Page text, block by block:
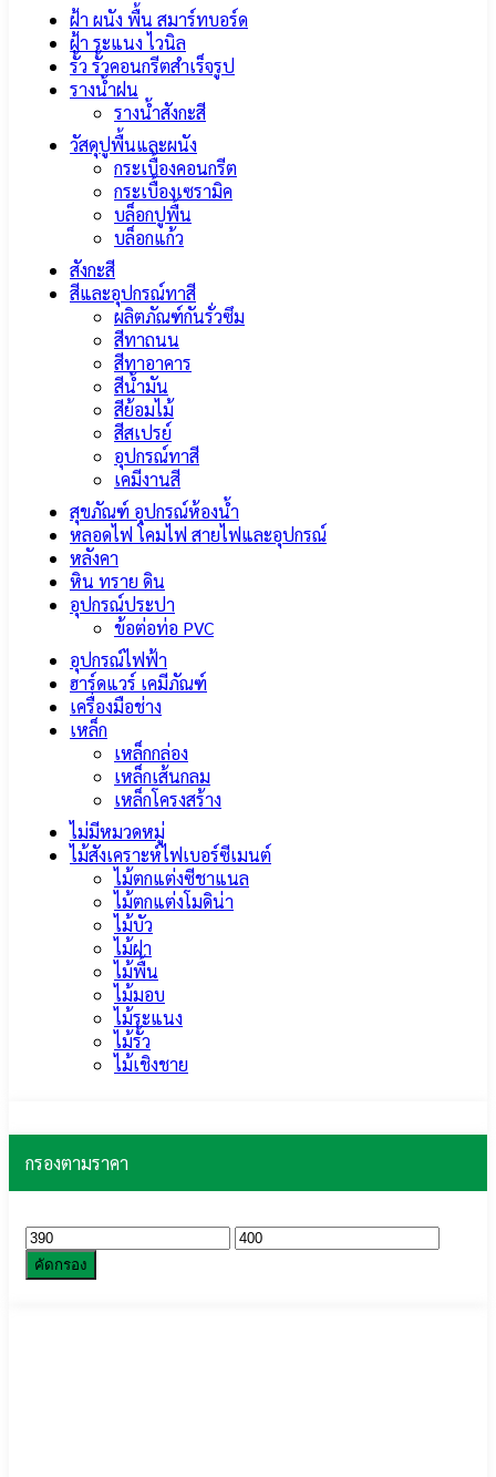
ฝ้า ผนัง พื้น สมาร์ทบอร์ด
ฝ้า ระแนง ไวนิล
รั้ว รั้วคอนกรีตสำเร็จรูป
รางน้ำฝน
รางน้ำสังกะสี
วัสดุปูพื้นและผนัง
กระเบื้องคอนกรีต
กระเบื้องเซรามิค
บล็อกปูพื้น
บล็อกแก้ว
สังกะสี
สีและอุปกรณ์ทาสี
ผลิตภัณฑ์กันรั่วซึม
สีทาถนน
สีทาอาคาร
สีน้ำมัน
สีย้อมไม้
สีสเปรย์
อุปกรณ์ทาสี
เคมีงานสี
สุขภัณฑ์ อุปกรณ์ห้องน้ำ
หลอดไฟ โคมไฟ สายไฟและอุปกรณ์
หลังคา
หิน ทราย ดิน
อุปกรณ์ประปา
ข้อต่อท่อ PVC
อุปกรณ์ไฟฟ้า
ฮาร์ดแวร์ เคมีภัณฑ์
เครื่องมือช่าง
เหล็ก
เหล็กกล่อง
เหล็กเส้นกลม
เหล็กโครงสร้าง
ไม่มีหมวดหมู่
ไม้สังเคราะห์ไฟเบอร์ซีเมนต์
ไม้ตกแต่งซีชาแนล
ไม้ตกแต่งโมดิน่า
ไม้บัว
ไม้ฝา
ไม้พื้น
ไม้มอบ
ไม้ระแนง
ไม้รั้ว
ไม้เชิงชาย
กรองตามราคา
ราคา
ต่ำ
สุด
ราคา
คัดกรอง